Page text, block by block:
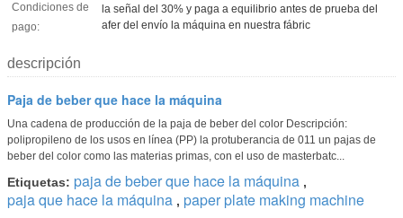
Condiciones de
pago:
la señal del 30% y paga a equilibrio antes de prueba del
afer del envío la máquina en nuestra fábric
descripción
Paja de beber que hace la máquina
Una cadena de producción de la paja de beber del color Descripción:
polipropileno de los usos en línea (PP) la protuberancia de 011 un pajas de
beber del color como las materias primas, con el uso de masterbatc...
Etiquetas: paja de beber que hace la máquina ,
paja que hace la máquina , paper plate making machine